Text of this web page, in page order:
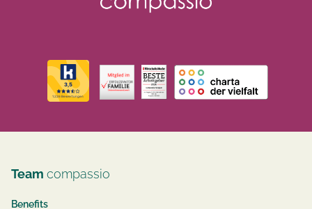
Team compassio
Benefits